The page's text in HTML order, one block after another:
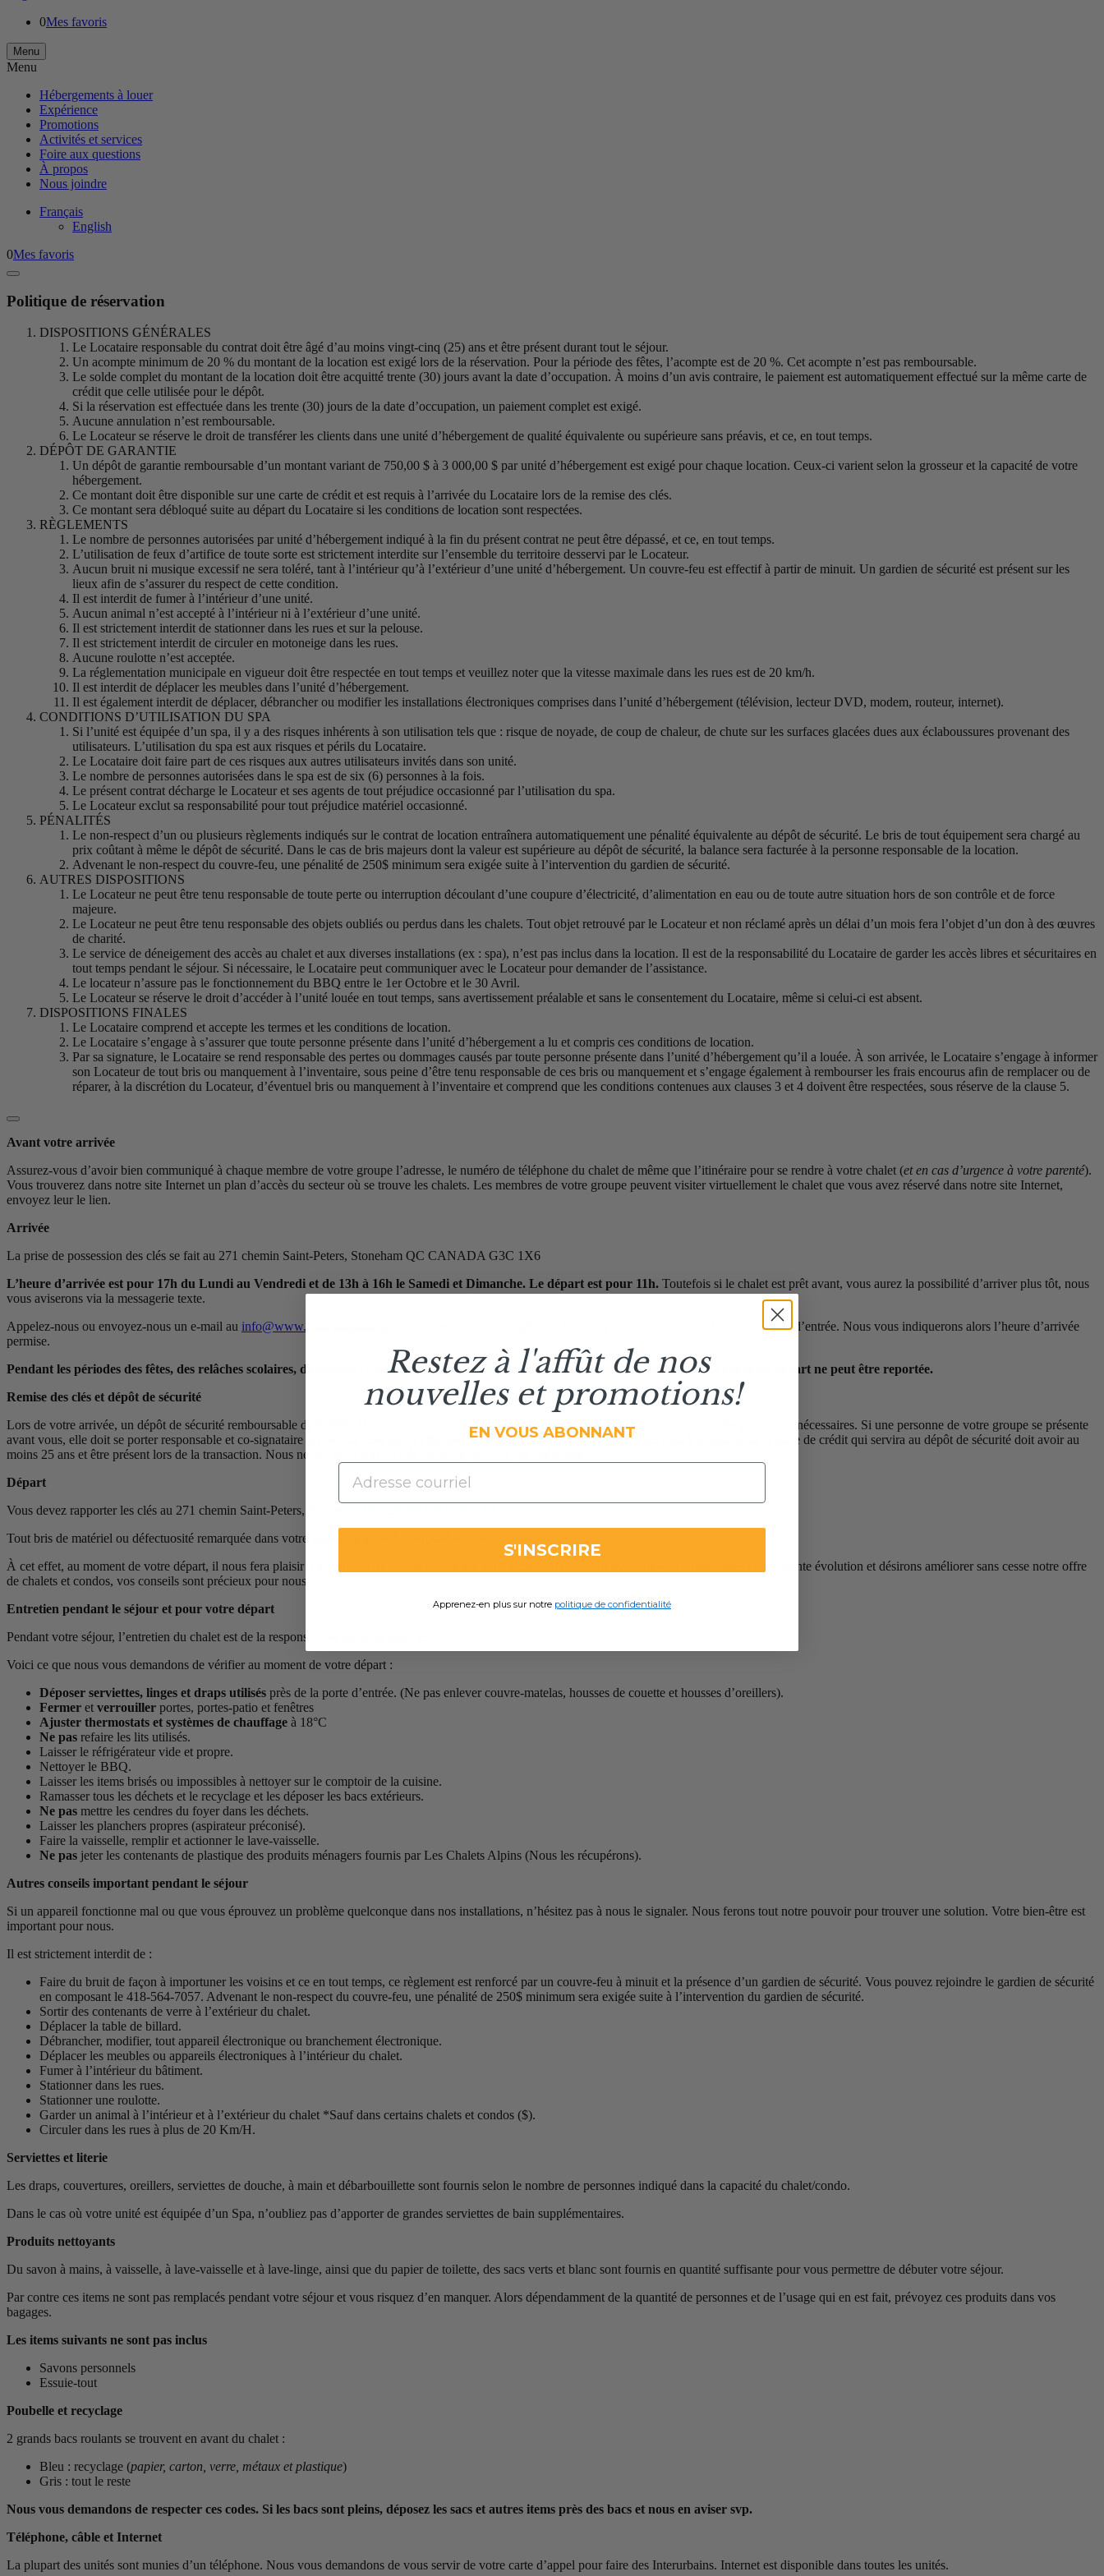
0Mes favoris
Menu
Menu
Hébergements à louer
Expérience
Promotions
Activités et services
Foire aux questions
À propos
Nous joindre
Français
English
0Mes favoris
Politique de réservation
DISPOSITIONS GÉNÉRALES
Le Locataire responsable du contrat doit être âgé d’au moins vingt-cinq (25) ans et être présent durant tout le séjour.
Un acompte minimum de 20 % du montant de la location est exigé lors de la réservation. Pour la période des fêtes, l’acompte est de 20 %. Cet acompte n’est pas remboursable.
Le solde complet du montant de la location doit être acquitté trente (30) jours avant la date d’occupation. À moins d’un avis contraire, le paiement est automatiquement effectué sur la même carte de
crédit que celle utilisée pour le dépôt.
Si la réservation est effectuée dans les trente (30) jours de la date d’occupation, un paiement complet est exigé.
Aucune annulation n’est remboursable.
Le Locateur se réserve le droit de transférer les clients dans une unité d’hébergement de qualité équivalente ou supérieure sans préavis, et ce, en tout temps.
DÉPÔT DE GARANTIE
Un dépôt de garantie remboursable d’un montant variant de 750,00 $ à 3 000,00 $ par unité d’hébergement est exigé pour chaque location. Ceux-ci varient selon la grosseur et la capacité de votre
hébergement.
Ce montant doit être disponible sur une carte de crédit et est requis à l’arrivée du Locataire lors de la remise des clés.
Ce montant sera débloqué suite au départ du Locataire si les conditions de location sont respectées.
RÈGLEMENTS
Le nombre de personnes autorisées par unité d’hébergement indiqué à la fin du présent contrat ne peut être dépassé, et ce, en tout temps.
L’utilisation de feux d’artifice de toute sorte est strictement interdite sur l’ensemble du territoire desservi par le Locateur.
Aucun bruit ni musique excessif ne sera toléré, tant à l’intérieur qu’à l’extérieur d’une unité d’hébergement. Un couvre-feu est effectif à partir de minuit. Un gardien de sécurité est présent sur les
lieux afin de s’assurer du respect de cette condition.
Il est interdit de fumer à l’intérieur d’une unité.
Aucun animal n’est accepté à l’intérieur ni à l’extérieur d’une unité.
Il est strictement interdit de stationner dans les rues et sur la pelouse.
Il est strictement interdit de circuler en motoneige dans les rues.
Aucune roulotte n’est acceptée.
La réglementation municipale en vigueur doit être respectée en tout temps et veuillez noter que la vitesse maximale dans les rues est de 20 km/h.
Il est interdit de déplacer les meubles dans l’unité d’hébergement.
Il est également interdit de déplacer, débrancher ou modifier les installations électroniques comprises dans l’unité d’hébergement (télévision, lecteur DVD, modem, routeur, internet).
CONDITIONS D’UTILISATION DU SPA
Si l’unité est équipée d’un spa, il y a des risques inhérents à son utilisation tels que : risque de noyade, de coup de chaleur, de chute sur les surfaces glacées dues aux éclaboussures provenant des
utilisateurs. L’utilisation du spa est aux risques et périls du Locataire.
Le Locataire doit faire part de ces risques aux autres utilisateurs invités dans son unité.
Le nombre de personnes autorisées dans le spa est de six (6) personnes à la fois.
Le présent contrat décharge le Locateur et ses agents de tout préjudice occasionné par l’utilisation du spa.
Le Locateur exclut sa responsabilité pour tout préjudice matériel occasionné.
PÉNALITÉS
Le non-respect d’un ou plusieurs règlements indiqués sur le contrat de location entraînera automatiquement une pénalité équivalente au dépôt de sécurité. Le bris de tout équipement sera chargé au
prix coûtant à même le dépôt de sécurité. Dans le cas de bris majeurs dont la valeur est supérieure au dépôt de sécurité, la balance sera facturée à la personne responsable de la location.
Advenant le non-respect du couvre-feu, une pénalité de 250$ minimum sera exigée suite à l’intervention du gardien de sécurité.
AUTRES DISPOSITIONS
Le Locateur ne peut être tenu responsable de toute perte ou interruption découlant d’une coupure d’électricité, d’alimentation en eau ou de toute autre situation hors de son contrôle et de force
majeure.
Le Locateur ne peut être tenu responsable des objets oubliés ou perdus dans les chalets. Tout objet retrouvé par le Locateur et non réclamé après un délai d’un mois fera l’objet d’un don à des œuvres
de charité.
Le service de déneigement des accès au chalet et aux diverses installations (ex : spa), n’est pas inclus dans la location. Il est de la responsabilité du Locataire de garder les accès libres et sécuritaires en
tout temps pendant le séjour. Si nécessaire, le Locataire peut communiquer avec le Locateur pour demander de l’assistance.
Le locateur n’assure pas le fonctionnement du BBQ entre le 1er Octobre et le 30 Avril.
Le Locateur se réserve le droit d’accéder à l’unité louée en tout temps, sans avertissement préalable et sans le consentement du Locataire, même si celui-ci est absent.
DISPOSITIONS FINALES
Le Locataire comprend et accepte les termes et les conditions de location.
Le Locataire s’engage à s’assurer que toute personne présente dans l’unité d’hébergement a lu et compris ces conditions de location.
Par sa signature, le Locataire se rend responsable des pertes ou dommages causés par toute personne présente dans l’unité d’hébergement qu’il a louée. À son arrivée, le Locataire s’engage à informer
son Locateur de tout bris ou manquement à l’inventaire, sous peine d’être tenu responsable de ces bris ou manquement et s’engage également à rembourser les frais encourus afin de remplacer ou de
réparer, à la discrétion du Locateur, d’éventuel bris ou manquement à l’inventaire et comprend que les conditions contenues aux clauses 3 et 4 doivent être respectées, sous réserve de la clause 5.
Avant votre arrivée
Assurez-vous d’avoir bien communiqué à chaque membre de votre groupe l’adresse, le numéro de téléphone du chalet de même que l’itinéraire pour se rendre à votre chalet (et en cas d’urgence à votre parenté).
Vous trouverez dans notre site Internet un plan d’accès du secteur où se trouve les chalets. Les membres de votre groupe peuvent visiter virtuellement le chalet que vous avez réservé dans notre site Internet,
envoyez leur le lien.
Arrivée
La prise de possession des clés se fait au 271 chemin Saint-Peters, Stoneham QC CANADA G3C 1X6
L’heure d’arrivée est pour 17h du Lundi au Vendredi et de 13h à 16h le Samedi et Dimanche. Le départ est pour 11h. Toutefois si le chalet est prêt avant, vous aurez la possibilité d’arriver plus tôt, nous
vous aviserons via la messagerie texte.
Appelez-nous ou envoyez-nous un e-mail au info@www.chaletsalpins.ca
en nous mentionnant simplement l’adresse de votre chalet ainsi que votre date d’entrée. Nous vous indiquerons alors l’heure d’arrivée
permise.
Pendant les périodes des fêtes, des relâches scolaires, de pâques et de l’action de grâce, l’heure d’entrée ne peut être devancée et l’heure de départ ne peut être reportée.
Remise des clés et dépôt de sécurité
Lors de votre arrivée, un dépôt de sécurité remboursable de $3000.00 maximum sera prélevé de votre carte de crédit, assurez-vous d’avoir les provisions nécessaires. Si une personne de votre groupe se présente
avant vous, elle doit se porter responsable et co-signataire du contrat. Elle devra effectuer le dépôt de sécurité afin d’obtenir les clés. Le titulaire de la carte de crédit qui servira au dépôt de sécurité doit avoir au
moins 25 ans et être présent lors de la transaction. Nous ne pouvons accepter de dépôt de garantie par téléphone.
Départ
Vous devez rapporter les clés au 271 chemin Saint-Peters, Stoneham QC CANADA G3C 1X6.
Tout bris de matériel ou défectuosité remarquée dans votre unité doit nous être signalé le plus tôt possible.
À cet effet, au moment de votre départ, il nous fera plaisir d’entendre vos commentaires sur votre expérience « Chalets Alpins ». Nous sommes en constante évolution et désirons améliorer sans cesse notre offre
de chalets et condos, vos conseils sont précieux pour nous.
Entretien pendant le séjour et pour votre départ
Pendant votre séjour, l’entretien du chalet est de la responsabilité de votre groupe.
Voici ce que nous vous demandons de vérifier au moment de votre départ :
Déposer serviettes, linges et draps utilisés près de la porte d’entrée. (Ne pas enlever couvre-matelas, housses de couette et housses d’oreillers).
Fermer et verrouiller portes, portes-patio et fenêtres
Ajuster thermostats et systèmes de chauffage à 18°C
Ne pas refaire les lits utilisés.
Laisser le réfrigérateur vide et propre.
Nettoyer le BBQ.
Laisser les items brisés ou impossibles à nettoyer sur le comptoir de la cuisine.
Ramasser tous les déchets et le recyclage et les déposer les bacs extérieurs.
Ne pas mettre les cendres du foyer dans les déchets.
Laisser les planchers propres (aspirateur préconisé).
Faire la vaisselle, remplir et actionner le lave-vaisselle.
Ne pas jeter les contenants de plastique des produits ménagers fournis par Les Chalets Alpins (Nous les récupérons).
Autres conseils important pendant le séjour
Si un appareil fonctionne mal ou que vous éprouvez un problème quelconque dans nos installations, n’hésitez pas à nous le signaler. Nous ferons tout notre pouvoir pour trouver une solution. Votre bien-être est
important pour nous.
Il est strictement interdit de :
Faire du bruit de façon à importuner les voisins et ce en tout temps, ce règlement est renforcé par un couvre-feu à minuit et la présence d’un gardien de sécurité. Vous pouvez rejoindre le gardien de sécurité
en composant le 418-564-7057. Advenant le non-respect du couvre-feu, une pénalité de 250$ minimum sera exigée suite à l’intervention du gardien de sécurité.
Sortir des contenants de verre à l’extérieur du chalet.
Déplacer la table de billard.
Débrancher, modifier, tout appareil électronique ou branchement électronique.
Déplacer les meubles ou appareils électroniques à l’intérieur du chalet.
Fumer à l’intérieur du bâtiment.
Stationner dans les rues.
Stationner une roulotte.
Garder un animal à l’intérieur et à l’extérieur du chalet *Sauf dans certains chalets et condos ($).
Circuler dans les rues à plus de 20 Km/H.
Serviettes et literie
Les draps, couvertures, oreillers, serviettes de douche, à main et débarbouillette sont fournis selon le nombre de personnes indiqué dans la capacité du chalet/condo.
Dans le cas où votre unité est équipée d’un Spa, n’oubliez pas d’apporter de grandes serviettes de bain supplémentaires.
Produits nettoyants
Du savon à mains, à vaisselle, à lave-vaisselle et à lave-linge, ainsi que du papier de toilette, des sacs verts et blanc sont fournis en quantité suffisante pour vous permettre de débuter votre séjour.
Par contre ces items ne sont pas remplacés pendant votre séjour et vous risquez d’en manquer. Alors dépendamment de la quantité de personnes et de l’usage qui en est fait, prévoyez ces produits dans vos
bagages.
Les items suivants ne sont pas inclus
Savons personnels
Essuie-tout
Poubelle et recyclage
2 grands bacs roulants se trouvent en avant du chalet :
Bleu : recyclage (papier, carton, verre, métaux et plastique)
Gris : tout le reste
Nous vous demandons de respecter ces codes. Si les bacs sont pleins, déposez les sacs et autres items près des bacs et nous en aviser svp.
Téléphone, câble et Internet
La plupart des unités sont munies d’un téléphone. Nous vous demandons de vous servir de votre carte d’appel pour faire des Interurbains. Internet est disponible dans toutes les unités.
Restez à l'affût de nos
nouvelles et promotions!
EN VOUS ABONNANT
Adresse courriel
S'INSCRIRE
Apprenez-en plus sur notre politique de confidentialité